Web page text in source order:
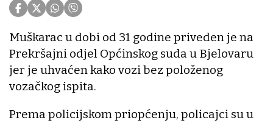
Muškarac u dobi od 31 godine priveden je na
Prekršajni odjel Općinskog suda u Bjelovaru
jer je uhvaćen kako vozi bez položenog
vozačkog ispita.
Prema policijskom priopćenju, policajci su u